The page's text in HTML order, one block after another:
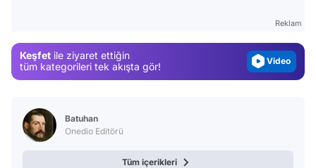
Reklam
Keşfet ile ziyaret ettiğin
tüm kategorileri tek akışta gör!
Video
Batuhan
Onedio Editörü
Tüm içerikleri